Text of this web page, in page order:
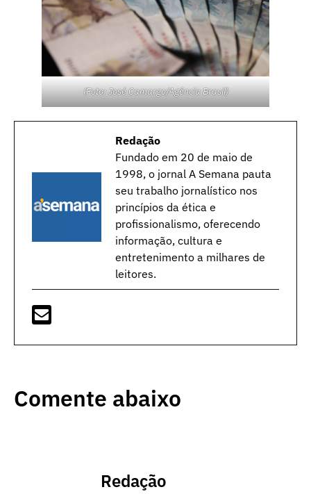
(Foto: José Camargo/Agência Brasil)
Redação
Fundado em 20 de maio de
1998, o jornal A Semana pauta
seu trabalho jornalístico nos
princípios da ética e
profissionalismo, oferecendo
informação, cultura e
entretenimento a milhares de
leitores.
Comente abaixo
Redação